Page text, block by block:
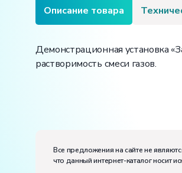
Описание товара
Демонстрационная установка
растворимость смеси газов.
Класс защиты от поражения
Диапазон рабочих
Все предложения на сайте не
что данный интернет-каталог носит